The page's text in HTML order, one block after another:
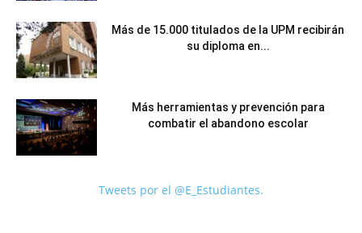
Más de 15.000 titulados de la UPM recibirán
su diploma en...
Más herramientas y prevención para
combatir el abandono escolar
Tweets por el @E_Estudiantes.